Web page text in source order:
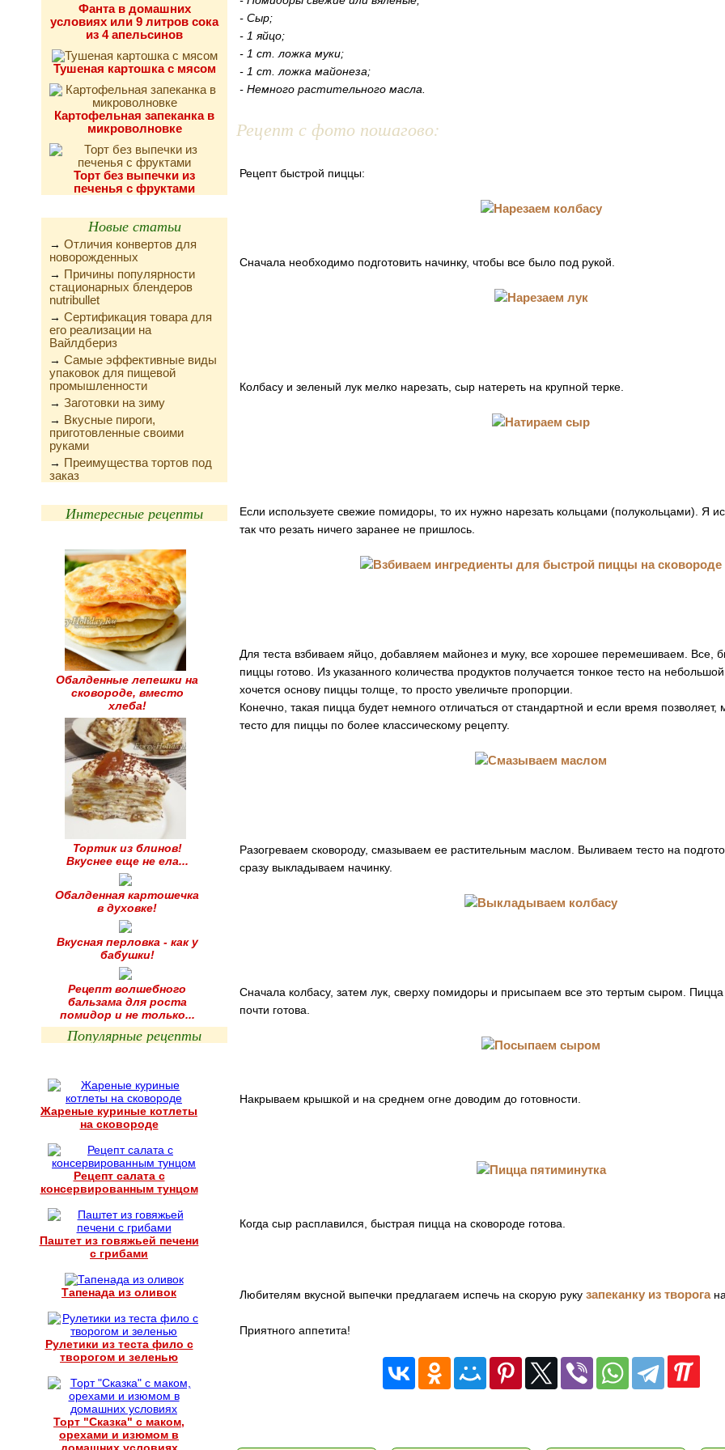
Фанта в домашних
условиях или 9 литров сока
из 4 апельсинов
Тушеная картошка с мясом
Картофельная запеканка в
микроволновке
Торт без выпечки из
печенья с фруктами
Новые статьи
→ Отличия конвертов для
новорожденных
→ Причины популярности
стационарных блендеров
nutribullet
→ Сертификация товара для
его реализации на
Вайлдбериз
→ Самые эффективные виды
упаковок для пищевой
промышленности
→ Заготовки на зиму
→ Вкусные пироги,
приготовленные своими
руками
→ Преимущества тортов под
заказ
Интересные рецепты
Обалденные лепешки на
сковороде, вместо
хлеба!
Тортик из блинов!
Вкуснее еще не ела...
Обалденная картошечка
в духовке!
Вкусная перловка - как у
бабушки!
Рецепт волшебного
бальзама для роста
помидор и не только...
Популярные рецепты
Жареные куриные котлеты
на сковороде
Рецепт салата с
консервированным тунцом
Паштет из говяжьей печени
с грибами
Тапенада из оливок
Рулетики из теста фило с
творогом и зеленью
Торт "Сказка" с маком,
орехами и изюмом в
- Сыр;
- 1 яйцо;
- 1 ст. ложка муки;
- 1 ст. ложка майонеза;
- Немного растительного масла.
Рецепт с фото пошагово:
Рецепт быстрой пиццы:
Сначала необходимо подготовить начинку, чтобы все было под рукой.
Колбасу и зеленый лук мелко нарезать, сыр натереть на крупной терке.
Если используете свежие помидоры, то их нужно нарезать кольцами (полукольцами). Я
так что резать ничего заранее не пришлось.
Для теста взбиваем яйцо, добавляем майонез и муку, все хорошее перемешиваем. Все,
пиццы готово. Из указанного количества продуктов получается тонкое тесто на
хочется основу пиццы толще, то просто увеличьте пропорции.
Конечно, такая пицца будет немного отличаться от стандартной и если время позволяет,
тесто для пиццы по более классическому рецепту.
Разогреваем сковороду, смазываем ее растительным маслом. Выливаем тесто на
сразу выкладываем начинку.
Сначала колбасу, затем лук, сверху помидоры и присыпаем все это тертым сыром.
почти готова.
Накрываем крышкой и на среднем огне доводим до готовности.
Когда сыр расплавился, быстрая пицца на сковороде готова.
Любителям вкусной выпечки предлагаем испечь на скорую руку запеканку из творога
Приятного аппетита!